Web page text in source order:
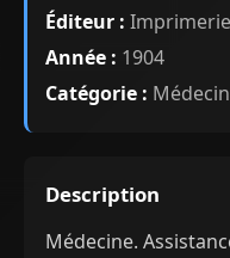
Éditeur :
Année : 1904
Catégorie :
Description
Médecine.